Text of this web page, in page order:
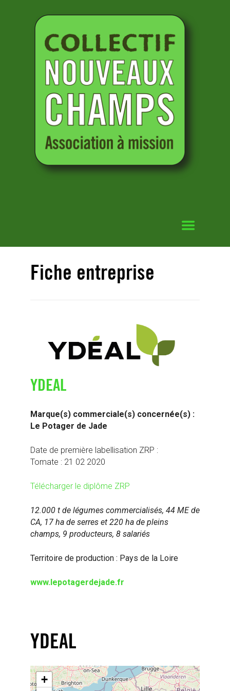
Fiche entreprise
YDEAL
Marque(s) commerciale(s) concernée(s) :
Le Potager de Jade
Date de première labellisation ZRP :
Tomate : 21 02 2020
Télécharger le diplôme ZRP
12.000 t de légumes commercialisés, 44 ME de
CA, 17 ha de serres et 220 ha de pleins
champs, 9 producteurs, 8 salariés
Territoire de production : Pays de la Loire
www.lepotagerdejade.fr
YDEAL
+